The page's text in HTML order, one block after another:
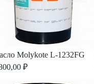
Molykote L-1232FG
₽